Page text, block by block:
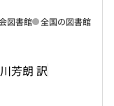
芳朗 訳
図書館 全国の図書館